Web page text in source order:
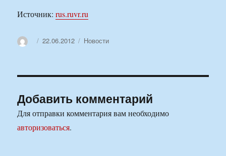
Источник:rus.ruvr.ru
АвторОпубликовано
22.06.2012 Рубрики
Новости
Добавить комментарий
Для отправки комментария вам необходимо
авторизоваться.